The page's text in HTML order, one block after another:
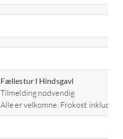
Fællestur I Hindsgavl
Tilmelding nødvendig
Alle er velkomne. Frokost